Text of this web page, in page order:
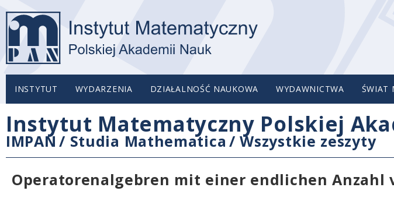
INSTYTUT WYDARZENIA DZIAŁALNOŚĆ NAUKOWA WYDAWNICTWA ŚWIAT
Instytut Matematyczny Polskiej
IMPAN / Studia Mathematica /Wszystkie zeszyty
Operatorenalgebren mit einer endlichen Anzahl